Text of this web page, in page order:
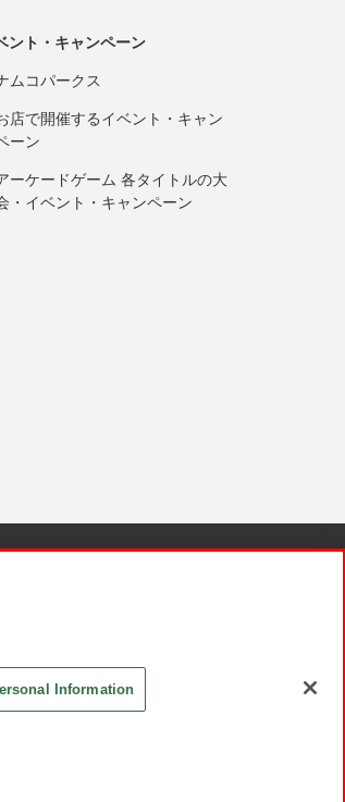
ント・キャンペーン
ムコパークス
店で開催するイベント・キャン
ーン
ーケードゲーム 各タイトルの大
・イベント・キャンペーン
Information